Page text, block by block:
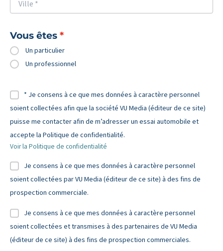
Vous êtes
Un particulier
Un professionnel
* Je consens à ce que mes données à caractère personnel
soient collectées afin que la société VU Media (éditeur de ce site)
puisse me contacter afin de m’adresser un essai automobile et
accepte la Politique de confidentialité.
Voir la Politique de confidentialité
Je consens à ce que mes données à caractère personnel
soient collectées par VU Media (éditeur de ce site) à des fins de
prospection commerciale.
Je consens à ce que mes données à caractère personnel
soient collectées et transmises à des partenaires de VU Media
(éditeur de ce site) à des fins de prospection commerciales.